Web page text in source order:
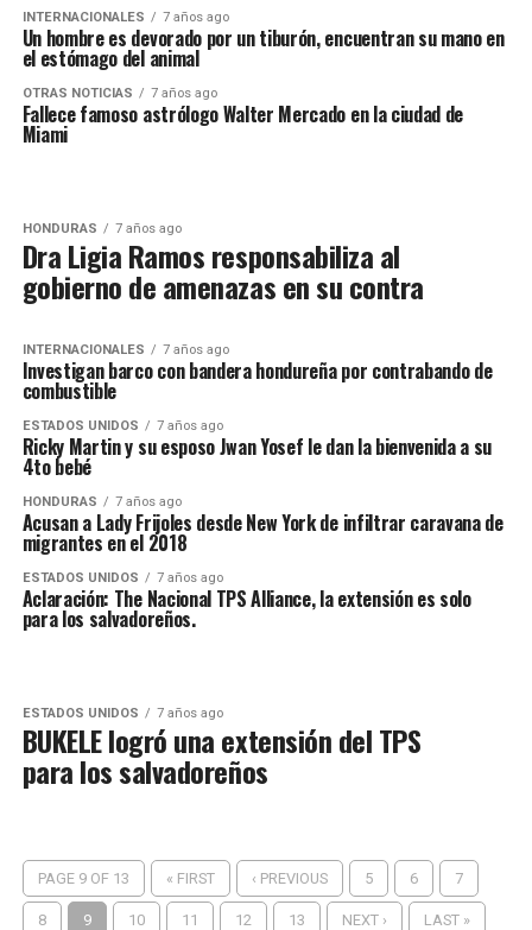
INTERNACIONALES 7 años ago
Un hombre es devorado por un tiburón, encuentran su mano en
el estómago del animal
OTRAS NOTICIAS 7 años ago
Fallece famoso astrólogo Walter Mercado en la ciudad de
Miami
HONDURAS 7 años ago
Dra Ligia Ramos responsabiliza al
gobierno de amenazas en su contra
INTERNACIONALES 7 años ago
Investigan barco con bandera hondureña por contrabando de
combustible
ESTADOS UNIDOS 7 años ago
Ricky Martin y su esposo Jwan Yosef le dan la bienvenida a su
4to bebé
HONDURAS 7 años ago
Acusan a Lady Frijoles desde New York de infiltrar caravana de
migrantes en el 2018
ESTADOS UNIDOS 7 años ago
Aclaración: The Nacional TPS Alliance, la extensión es solo
para los salvadoreños.
ESTADOS UNIDOS 7 años ago
BUKELE logró una extensión del TPS
para los salvadoreños
PAGE 9 OF 13 « FIRST ‹ PREVIOUS 5 6 7
8 9 10 11 12 13 NEXT › LAST »